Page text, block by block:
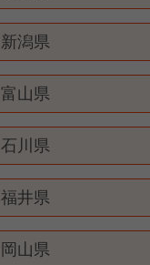
新潟県
富山県
石川県
福井県
岡山県